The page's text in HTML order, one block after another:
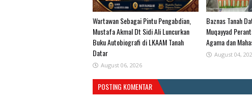
Wartawan Sebagai Pintu Pengabdian,
Mustafa Akmal Dt Sidi Ali Luncurkan
Buku Autobiografi di LKAAM Tanah
Datar
August 06, 2026
Baznas Tanah
Muqayyad
Agama dan
August 04,
POSTING KOMENTAR